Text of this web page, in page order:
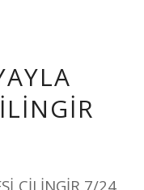
ÇİLİNGİR 7/24